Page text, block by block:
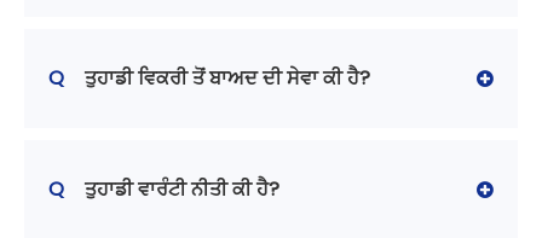
Q ਤੁਹਾਡੀ ਵਿਕਰੀ ਤੋਂ ਬਾਅਦ ਦੀ ਸੇਵਾ ਕੀ ਹੈ?
Q ਤੁਹਾਡੀ ਵਾਰੰਟੀ ਨੀਤੀ ਕੀ ਹੈ?